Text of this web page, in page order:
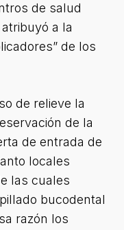
de salud
a la
de los
de relieve la
de la
de entrada de
locales
las cuales
bucodental
razón los